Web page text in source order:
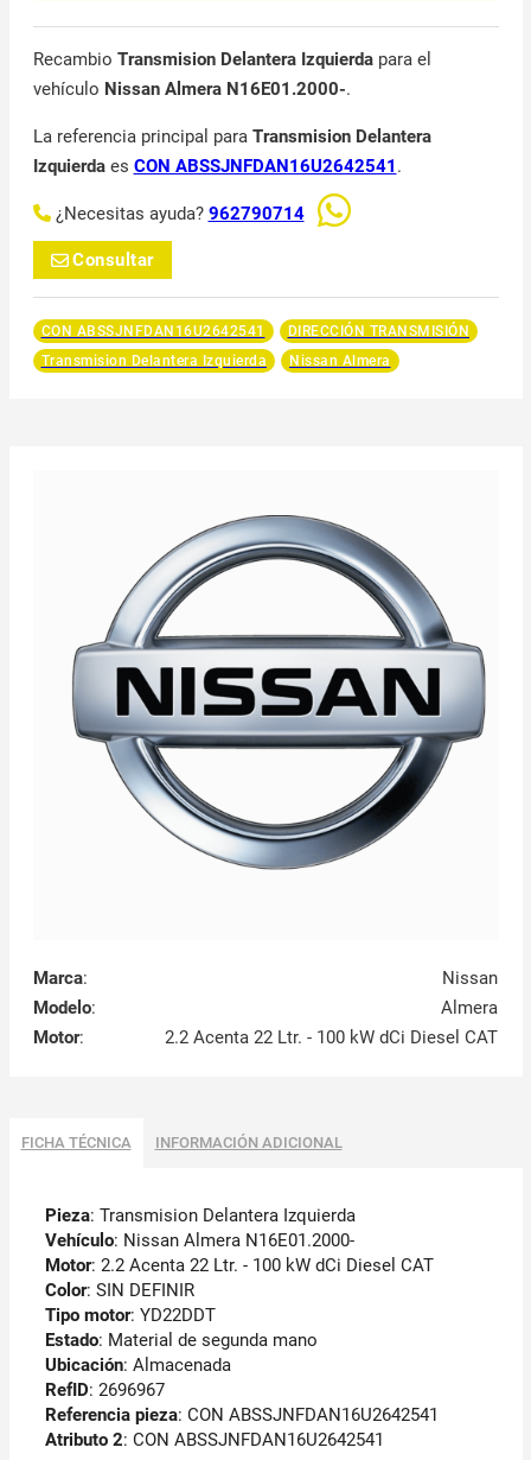
Recambio Transmision Delantera Izquierdapara el
vehículo Nissan Almera N16E01.2000-.
La referencia principal para Transmision Delantera
Izquierdaes CON ABSSJNFDAN16U2642541 .
¿Necesitas ayuda? 962790714
Consultar
CON ABSSJNFDAN16U2642541
DIRECCIÓN TRANSMISIÓN
Transmision Delantera Izquierda
Nissan Almera
Marca:
Nissan
Modelo:
Almera
Motor: 2.2 Acenta 22 Ltr. - 100 kW dCi Diesel CAT
FICHA TÉCNICA INFORMACIÓN ADICIONAL
Pieza: Transmision Delantera Izquierda
Vehículo: Nissan Almera N16E01.2000-
Motor: 2.2 Acenta 22 Ltr. - 100 kW dCi Diesel CAT
Color: SIN DEFINIR
Tipo motor: YD22DDT
Estado: Material de segunda mano
Ubicación: Almacenada
RefID: 2696967
Referencia pieza: CON ABSSJNFDAN16U2642541
Atributo 2: CON ABSSJNFDAN16U2642541